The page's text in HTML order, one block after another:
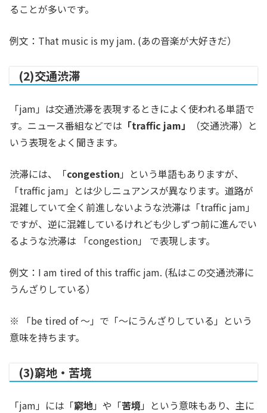
ることが多いです。
例文：That music is my jam. (あの音楽が大好きだ）
(2)交通渋滞
「jam」は交通渋滞を表現するときによく使われる単語で
す。ニュース番組などでは 「traffic jam」
（交通渋滞）と
いう表現をよく聞きます。
渋滞には、「congestion 」という単語もありますが、
「traffic jam」とは少しニュアンスが異なります。道路が
混雑していて全く前進しないような渋滞は「traffic jam」
ですが、逆に混雑しているけれども少しずつ前に進んでい
るような渋滞は 「congestion」 で表現します。
例文：I am tired of this traffic jam. (私はこの交通渋滞に
うんざりしている）
※ 「be tired of 〜」で「〜にうんざりしている」という
意味を持ちます。
(3)窮地・苦境
「jam」には「窮地」や「苦境」という意味もあり、主に